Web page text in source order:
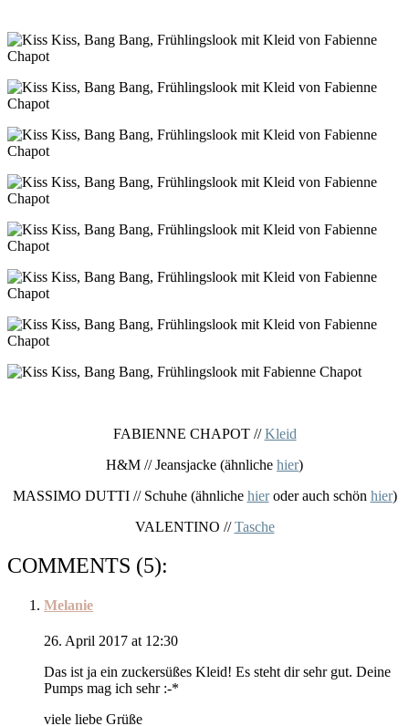
FABIENNE CHAPOT //Kleid
H&M // Jeansjacke (ähnliche hier)
MASSIMO DUTTI // Schuhe (ähnliche hieroder auch schön hier)
VALENTINO //Tasche
COMMENTS (5):
Melanie
26. April 2017 at 12:30
Das ist ja ein zuckersüßes Kleid! Es steht dir sehr gut. Deine
Pumps mag ich sehr :-*
viele liebe Grüße